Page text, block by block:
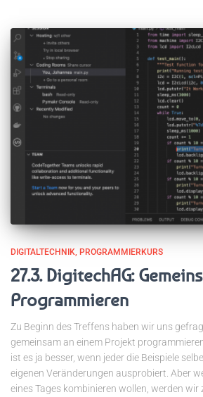
DIGITALTECHNIK PROGRAMMIERKURS
27.3. DigitechAG:
Programmieren
Zu Beginn des Treffens haben wir uns
gemeinsam an einem Projekt
ist es ja besser, wenn jeder die Beispiele
eigenen Veränderungen ausprobiert. Aber
eines Tages kombinieren wollen, werden